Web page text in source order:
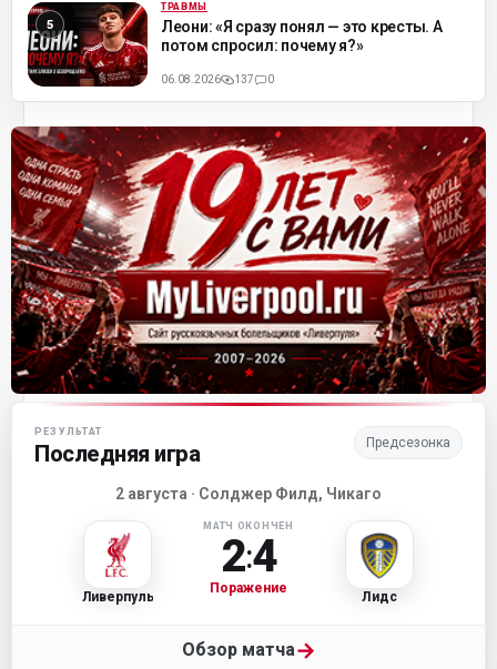
ML ТРАВМЫ
Леони: «Я сразу понял — это кресты. А
потом спросил: почему я?»
06.08.2026 137 0
Матч-центр «Ливерпуля»
РЕЗУЛЬТАТ
Последняя игра Предсезонка
2 августа · Солджер Филд, Чикаго
Ливерпуль
МАТЧ ОКОНЧЕН
2:4
Поражение
Лидс
Обзор матча→